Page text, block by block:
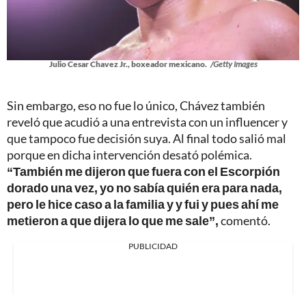
Julio Cesar Chavez Jr., boxeador mexicano. /Getty Images
Sin embargo, eso no fue lo único, Chávez también
reveló que acudió a una entrevista con un influencer y
que tampoco fue decisión suya. Al final todo salió mal
porque en dicha intervención desató polémica.
“También me dijeron que fuera con el Escorpión
dorado una vez, yo no sabía quién era para nada,
pero le hice caso a la familia y y fui y pues ahí me
metieron a que dijera lo que me sale”,comentó.
PUBLICIDAD